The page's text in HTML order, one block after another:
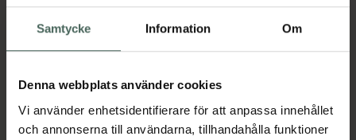
Samtycke Information Om
Denna webbplats använder cookies
Vi använder enhetsidentifierare för att anpassa innehållet
och annonserna till användarna, tillhandahålla funktioner
Köp båda för 405 kr
Köp båda
Beskrivning Dölj